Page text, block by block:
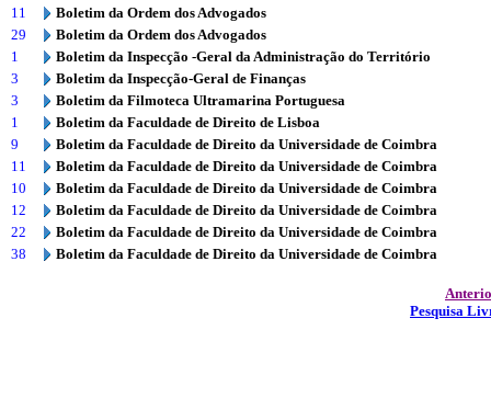
11
Boletim da Ordem dos Advogados
29
Boletim da Ordem dos Advogados
1
Boletim da Inspecção -Geral da Administração do Território
3
Boletim da Inspecção-Geral de Finanças
3
Boletim da Filmoteca Ultramarina Portuguesa
1
Boletim da Faculdade de Direito de Lisboa
9
Boletim da Faculdade de Direito da Universidade de Coimbra
11
Boletim da Faculdade de Direito da Universidade de Coimbra
10
Boletim da Faculdade de Direito da Universidade de Coimbra
12
Boletim da Faculdade de Direito da Universidade de Coimbra
22
Boletim da Faculdade de Direito da Universidade de Coimbra
38
Boletim da Faculdade de Direito da Universidade de Coimbra
Pesquisa